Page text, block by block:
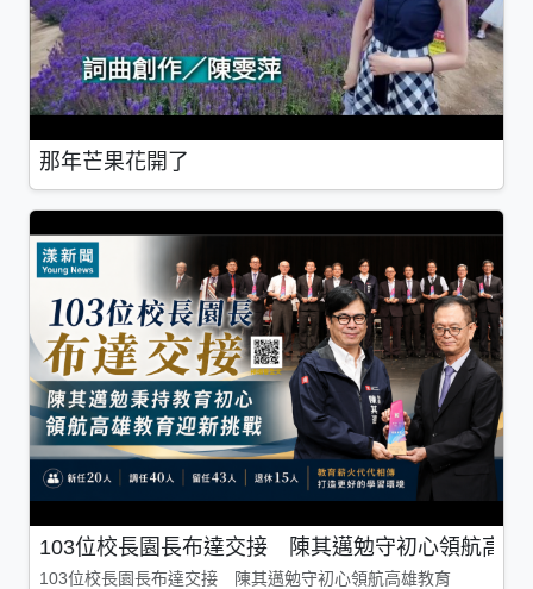
那年芒果花開了
103位校長園長布達交接 陳其邁勉守初心領航高雄
103位校長園長布達交接 陳其邁勉守初心領航高雄教育